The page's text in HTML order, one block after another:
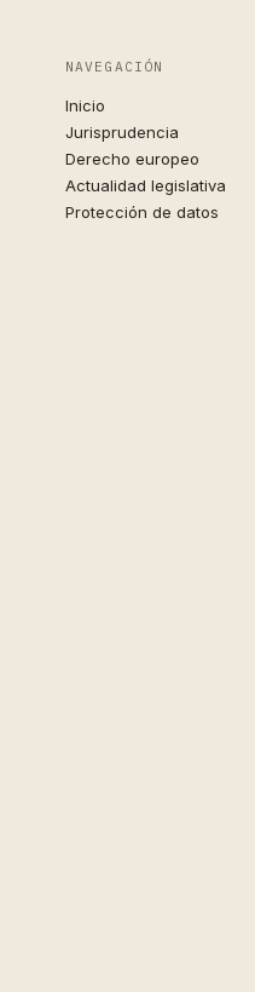
NAVEGACIÓN
Inicio
Jurisprudencia
Derecho europeo
Actualidad legislativa
Protección de datos